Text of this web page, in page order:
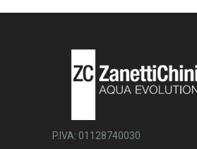
P.IVA: 01128740030